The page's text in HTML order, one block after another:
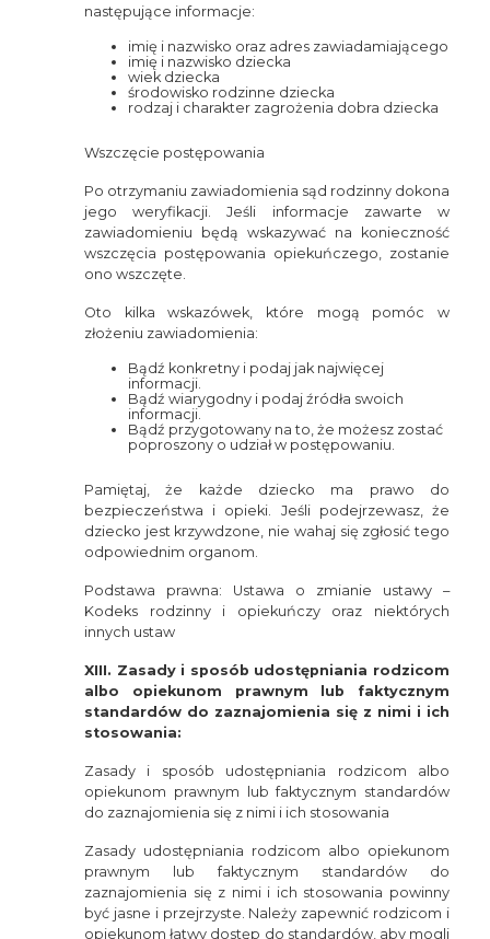
następujące informacje:
imię i nazwisko oraz adres zawiadamiającego
imię i nazwisko dziecka
wiek dziecka
środowisko rodzinne dziecka
rodzaj i charakter zagrożenia dobra dziecka
Wszczęcie postępowania
Po otrzymaniu zawiadomienia sąd rodzinny dokona
jego weryfikacji. Jeśli informacje zawarte w
zawiadomieniu będą wskazywać na konieczność
wszczęcia postępowania opiekuńczego, zostanie
ono wszczęte.
Oto kilka wskazówek, które mogą pomóc w
złożeniu zawiadomienia:
Bądź konkretny i podaj jak najwięcej
informacji.
Bądź wiarygodny i podaj źródła swoich
informacji.
Bądź przygotowany na to, że możesz zostać
poproszony o udział w postępowaniu.
Pamiętaj, że każde dziecko ma prawo do
bezpieczeństwa i opieki. Jeśli podejrzewasz, że
dziecko jest krzywdzone, nie wahaj się zgłosić tego
odpowiednim organom.
Podstawa prawna: Ustawa o zmianie ustawy –
Kodeks rodzinny i opiekuńczy oraz niektórych
innych ustaw
XIII. Zasady i sposób udostępniania rodzicom
albo opiekunom prawnym lub faktycznym
standardów do zaznajomienia się z nimi i ich
stosowania:
Zasady i sposób udostępniania rodzicom albo
opiekunom prawnym lub faktycznym standardów
do zaznajomienia się z nimi i ich stosowania
Zasady udostępniania rodzicom albo opiekunom
prawnym lub faktycznym standardów do
zaznajomienia się z nimi i ich stosowania powinny
być jasne i przejrzyste. Należy zapewnić rodzicom i
opiekunom łatwy dostęp do standardów, aby mogli